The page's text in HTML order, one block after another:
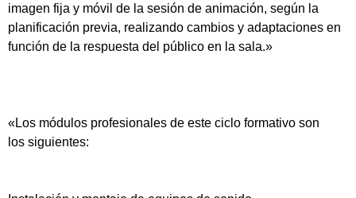
imagen fija y móvil de la sesión de animación, según la
planificación previa, realizando cambios y adaptaciones en
función de la respuesta del público en la sala.»
«Los módulos profesionales de este ciclo formativo son
los siguientes: